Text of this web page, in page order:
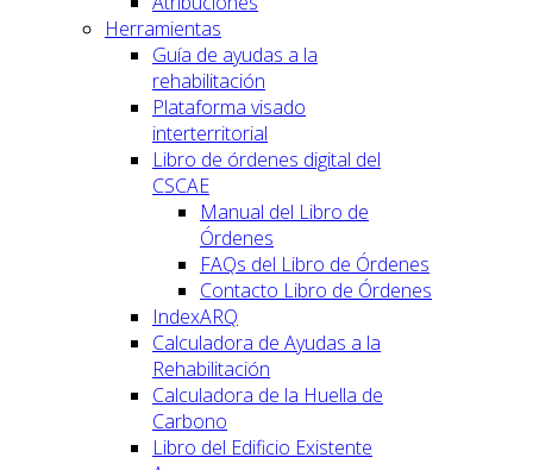
Herramientas
Guía de ayudas a la
rehabilitación
Plataforma visado
interterritorial
Libro de órdenes digital del
CSCAE
Manual del Libro de
Órdenes
FAQs del Libro de Órdenes
Contacto Libro de Órdenes
IndexARQ
Calculadora de Ayudas a la
Rehabilitación
Calculadora de la Huella de
Carbono
Libro del Edificio Existente